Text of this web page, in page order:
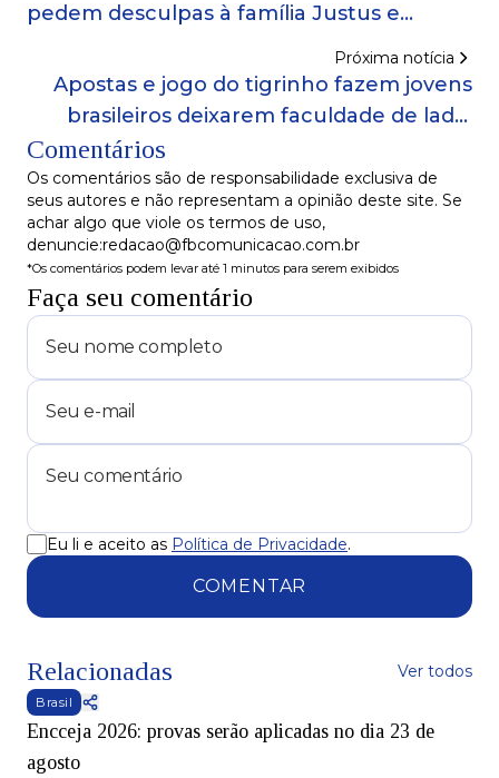
pedem desculpas à família Justus e
alegam que comentários em publicação
foram mal interpretados
Próxima notícia
Apostas e jogo do tigrinho fazem jovens
brasileiros deixarem faculdade de lado,
Comentários
Os comentários são de responsabilidade exclusiva de
seus autores e não representam a opinião deste site. Se
achar algo que viole os termos de uso,
denuncie:redacao@fbcomunicacao.com.br
*Os comentários podem levar até 1 minutos para serem exibidos
Faça seu comentário
Eu li e aceito as Política de Privacidade.
COMENTAR
Relacionadas Ver todos
Brasil
Encceja 2026: provas serão aplicadas no dia 23 de
agosto